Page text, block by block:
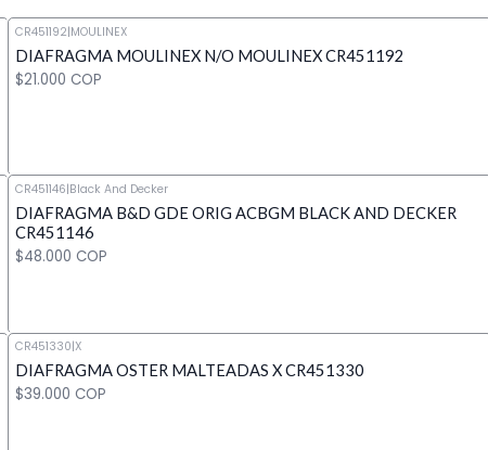
CR451192|MOULINEX
DIAFRAGMA MOULINEX N/O MOULINEX CR451192
$21.000 COP
Cantidad
CR451146|Black And Decker
DIAFRAGMA B&D GDE ORIG ACBGM BLACK AND DECKER
CR451146
$48.000 COP
Cantidad
CR451330|X
DIAFRAGMA OSTER MALTEADAS X CR451330
$39.000 COP